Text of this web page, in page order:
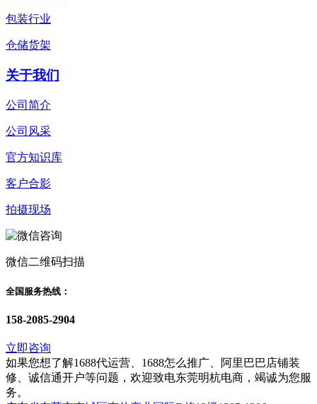
包装行业
仓储货架
关于我们
公司简介
公司风采
官方知识库
客户合影
拍摄现场
微信二维码扫描
全国服务热线：
158-2085-2904
立即咨询
如果您想了解1688代运营、1688怎么推广、阿里巴巴店铺装
修、诚信通开户等问题，欢迎致电东莞明杭电商，竭诚为您服
务。